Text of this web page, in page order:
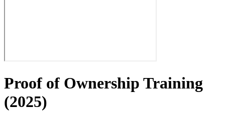
Proof of Ownership Training
(2025)